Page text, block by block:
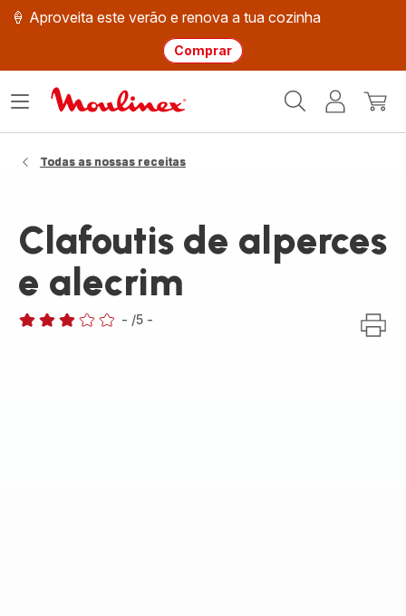
🍦 Aproveita este verão e renova a tua cozinha
Comprar
Moulinex
O
Abrir
Todas as nossas receitas
Clafoutis de alperces
e alecrim
- /5 -